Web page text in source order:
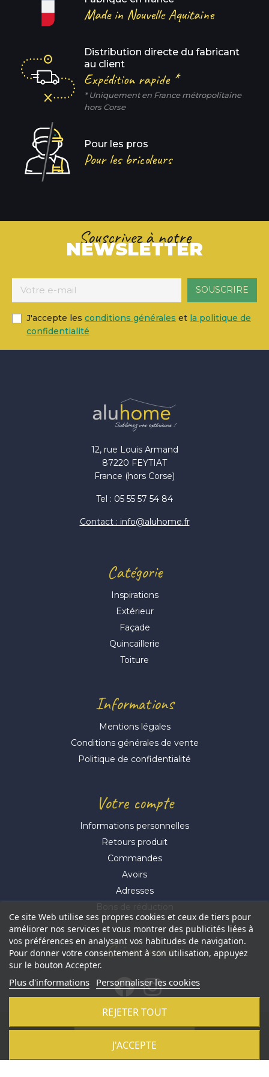
Made in Nouvelle Aquitaine
Distribution directe du fabricant
au client
Expédition rapide *
* Uniquement en France métropolitaine
hors Corse
Pour les pros
Pour les bricoleurs
Souscrivez à notre
NEWSLETTER
J'accepte les conditions générales et la politique de
confidentialité
12, rue Louis Armand
87220 FEYTIAT
France (hors Corse)
Tel : 05 55 57 54 84
Contact : info@aluhome.fr
Votre compte
Informations personnelles
Retours produit
Commandes
Avoirs
Adresses
Catégorie
Inspirations
Extérieur
Façade
Quincaillerie
Toiture
Informations
Mentions légales
Conditions générales de vente
Politique de confidentialité
Suivez-nous
Ce site Web utilise ses propres cookies et ceux de tiers pour
améliorer nos services et vous montrer des publicités liées à
vos préférences en analysant vos habitudes de navigation.
Pour donner votre consentement à son utilisation, appuyez
sur le bouton Accepter.
Plus d'informations Personnaliser les cookies
REJETER TOUT
J'ACCEPTE
cookies